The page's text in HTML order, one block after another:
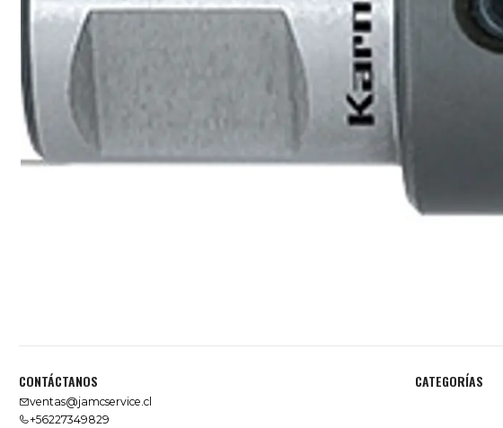
CONTÁCTANOS
ventas@jamcservice.cl
+56227349829
CATEGORÍAS